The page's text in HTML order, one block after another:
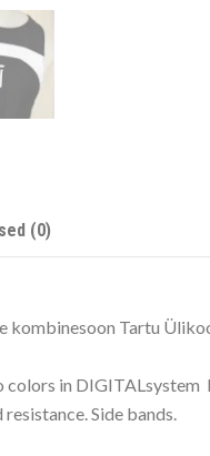
(0)
kombinesoon Tartu
in
Side bands.